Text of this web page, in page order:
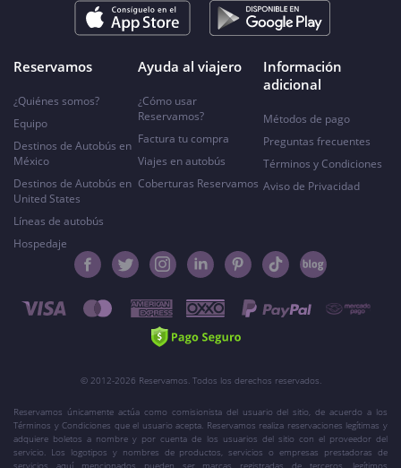
Reservamos
¿Quiénes somos?
Equipo
Destinos de Autobús en
México
Destinos de Autobús en
United States
Líneas de autobús
Hospedaje
Ayuda al viajero
¿Cómo usar
Reservamos?
Factura tu compra
Viajes en autobús
Coberturas Reservamos
Información
adicional
Métodos de pago
Preguntas frecuentes
Términos y Condiciones
Aviso de Privacidad
© 2012-2026 Reservamos. Todos los derechos reservados.
Reservamos únicamente actúa como comisionista del usuario del sitio, de acuerdo a los
Términos y Condiciones que el usuario acepta. Reservamos realiza reservaciones legítimas y
adquiere boletos a nombre y por cuenta de los usuarios del sitio con el proveedor del
servicio. Los logotipos y nombres de productos, servicios o empresas prestadoras de